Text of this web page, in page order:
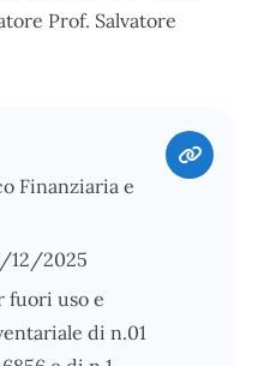
Prof. Salvatore
Finanziaria e
12/2025
fuori uso e
di n.01